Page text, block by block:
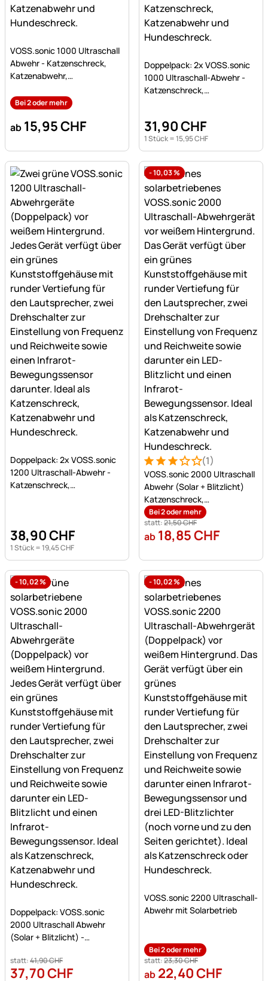
Noch keine Bewertungen abgegeben
VOSS.sonic 1000 Ultraschall
Abwehr - Katzenschreck,
Katzenabwehr,
Einstiegsmodell
Bei 2 oder mehr
ab 15,95CHF
Doppelpack: 2x VOSS.sonic
1000 Ultraschall-Abwehr -
Katzenschreck,
31,90CHF
1 Stück =15,95CHF
Noch keine Bewertungen abgegeben
Doppelpack: 2x VOSS.sonic
1200 Ultraschall-Abwehr -
Katzenschreck,
38,90CHF
1 Stück =19,45CHF
-10,03%
Bewertung: 3 von 5 (1
1 Bewertung(1)
VOSS.sonic 2000 Ultraschall
Abwehr (Solar + Blitzlicht)
Katzenschreck,
Katzenabwehr,
Hundeschreck
Bei 2 oder mehr
statt:21,50CHF
ab 18,85CHF
-10,02%
Noch keine Bewertungen abgegeben
Doppelpack: VOSS.sonic
2000 Ultraschall Abwehr
(Solar + Blitzlicht) -
Hundeabwehr
statt:41,90CHF
37,70CHF
-10,02%
VOSS.sonic 2200 Ultraschall-
Abwehr mit Solarbetrieb
Bei 2 oder mehr
statt:23,30CHF
ab 22,40CHF